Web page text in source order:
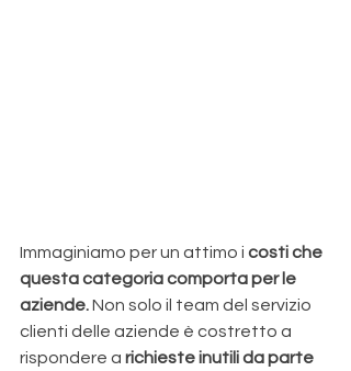
Immaginiamo per un attimo i costi che
questa categoria comporta per le
aziende. Non solo il team del servizio
clienti delle aziende è costretto a
rispondere a richieste inutili da parte